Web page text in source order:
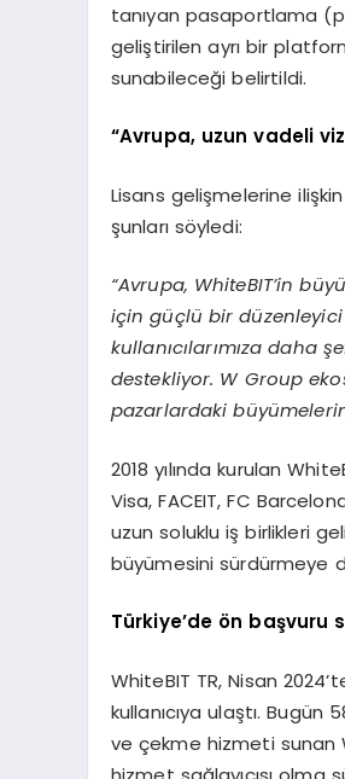
tanıyan pasaportlama
geliştirilen ayrı bir
sunabileceği belirtildi.
“Avrupa, uzun vadeli
Lisans gelişmelerine
şunları söyledi:
“Avrupa, WhiteBIT’in
için güçlü bir düzenleyici
kullanıcılarımıza daha
destekliyor. W Group
pazarlardaki
2018 yılında kurulan
Visa, FACEIT, FC
uzun soluklu iş birlikleri
büyümesini sürdürmeye
Türkiye’de ön
WhiteBIT TR, Nisan
kullanıcıya ulaştı.
ve çekme hizmeti sunan